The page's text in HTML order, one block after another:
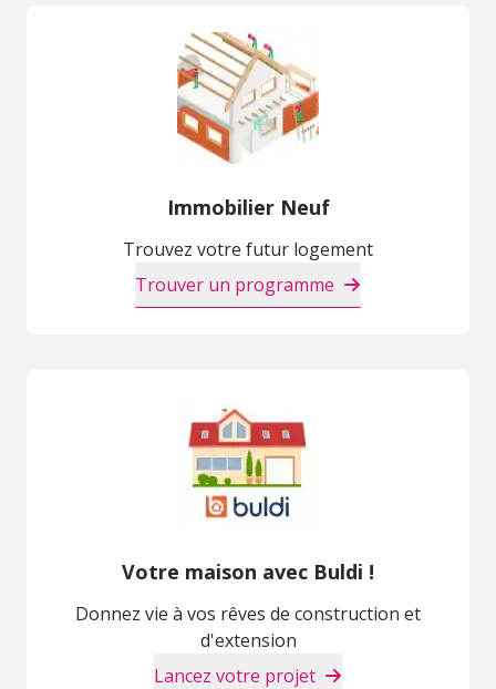
Immobilier Neuf
Trouvez votre futur logement
Trouver un programme
Votre maison avec Buldi !
Donnez vie à vos rêves de construction et
d'extension
Lancez votre projet